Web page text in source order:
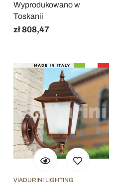
Wyprodukowano w
Toskanii
zł 808,47
VIADURINI LIGHTING